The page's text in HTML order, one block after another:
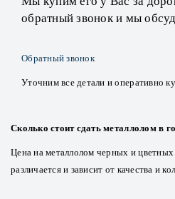
обратный звонок и мы
Обратный звонок
Уточним все детали и оперативно
Сколько стоит сдать металлолом в
Цена на металлолом черных и цветных
различается и зависит от качества и